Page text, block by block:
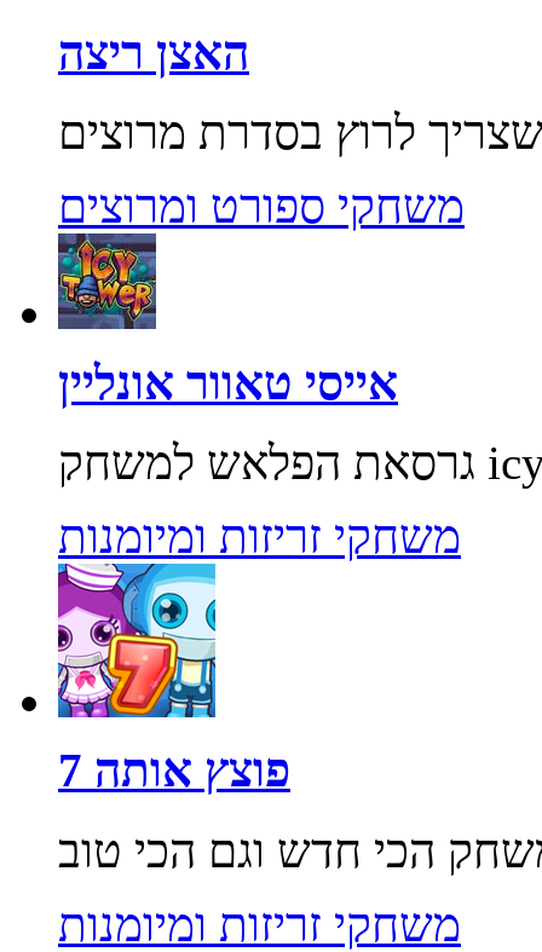
האצן ריצה
משחקי ספורט ומרוצים
אייסי טאוור אונליין
משחקי זריזות ומיומנות
פוצץ אותה 7
משחקי זריזות ומיומנות